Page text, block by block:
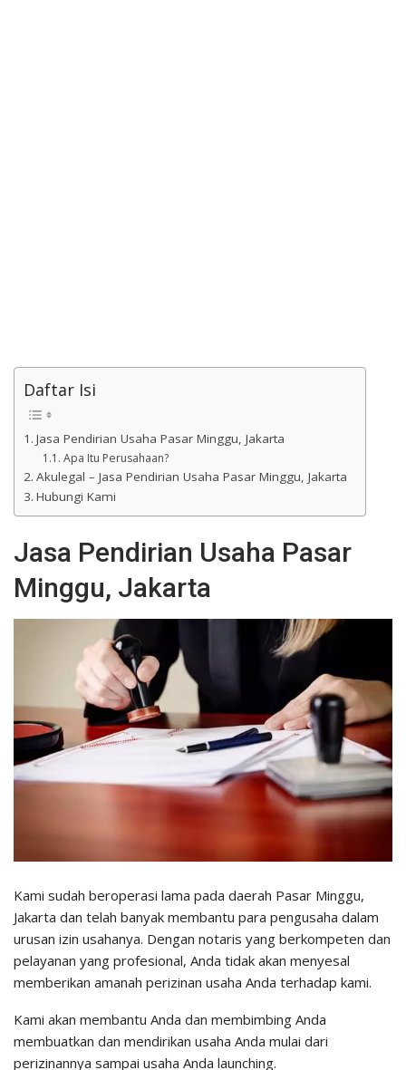
Daftar Isi
Jasa Pendirian Usaha Pasar Minggu, Jakarta
Apa Itu Perusahaan?
Akulegal – Jasa Pendirian Usaha Pasar Minggu, Jakarta
Hubungi Kami
Jasa Pendirian Usaha Pasar
Minggu, Jakarta
Kami sudah beroperasi lama pada daerah Pasar Minggu,
Jakarta dan telah banyak membantu para pengusaha dalam
urusan izin usahanya. Dengan notaris yang berkompeten dan
pelayanan yang profesional, Anda tidak akan menyesal
memberikan amanah perizinan usaha Anda terhadap kami.
Kami akan membantu Anda dan membimbing Anda
membuatkan dan mendirikan usaha Anda mulai dari
perizinannya sampai usaha Anda launching.